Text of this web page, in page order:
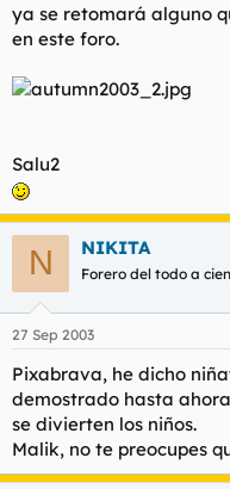
ya se retomará alguno
en este foro.
Salu2
N NIKITA
Forero del todo a cien
27 Sep 2003
Pixabrava, he dicho
demostrado hasta
se divierten los niños.
Malik, no te preocupes